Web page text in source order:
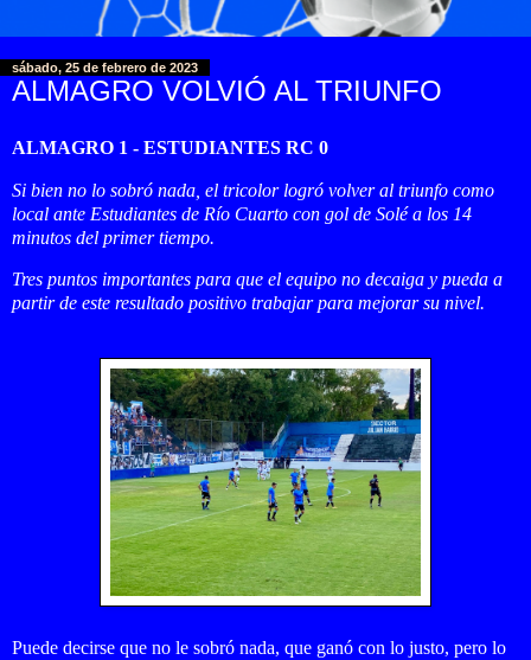
sábado, 25 de febrero de 2023
ALMAGRO VOLVIÓ AL TRIUNFO
ALMAGRO 1 - ESTUDIANTES RC 0
Si bien no lo sobró nada, el tricolor logró volver al triunfo como
local ante Estudiantes de Río Cuarto con gol de Solé a los 14
minutos del primer tiempo.
Tres puntos importantes para que el equipo no decaiga y pueda a
partir de este resultado positivo trabajar para mejorar su nivel.
Puede decirse que no le sobró nada, que ganó con lo justo, pero lo